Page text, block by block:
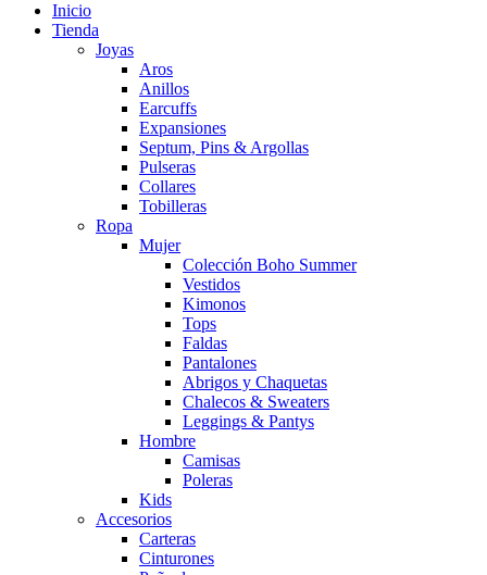
Inicio
Tienda
Joyas
Aros
Anillos
Earcuffs
Expansiones
Septum, Pins & Argollas
Pulseras
Collares
Tobilleras
Ropa
Mujer
Colección Boho Summer
Vestidos
Kimonos
Tops
Faldas
Pantalones
Abrigos y Chaquetas
Chalecos & Sweaters
Leggings & Pantys
Hombre
Camisas
Poleras
Kids
Accesorios
Carteras
Cinturones